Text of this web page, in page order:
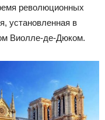
революционных
установленная в
Виолле-де-Дюком.